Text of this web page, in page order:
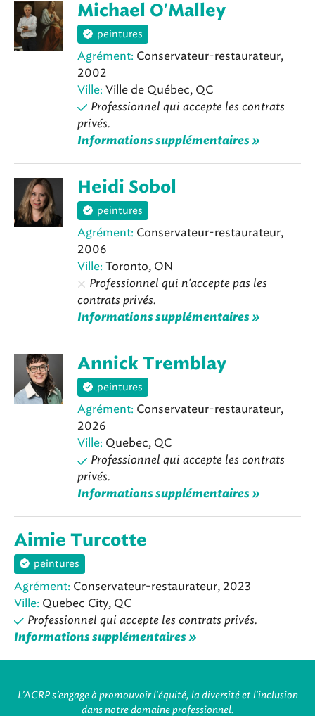
Michael O'Malley
peintures
Agrément: Conservateur-restaurateur,
2002
Ville: Ville de Québec, QC
Professionnel qui accepte les contrats
privés.
Informations supplémentaires »
Heidi Sobol
peintures
Agrément: Conservateur-restaurateur,
2006
Ville: Toronto, ON
Professionnel qui n'accepte pas les
contrats privés.
Informations supplémentaires »
Annick Tremblay
peintures
Agrément: Conservateur-restaurateur,
2026
Ville: Quebec, QC
Professionnel qui accepte les contrats
privés.
Informations supplémentaires »
Aimie Turcotte
peintures
Agrément: Conservateur-restaurateur, 2023
Ville: Quebec City, QC
Professionnel qui accepte les contrats privés.
Informations supplémentaires »
L’ACRP s’engage à promouvoir l'équité, la diversité et l'inclusion
dans notre domaine professionnel.